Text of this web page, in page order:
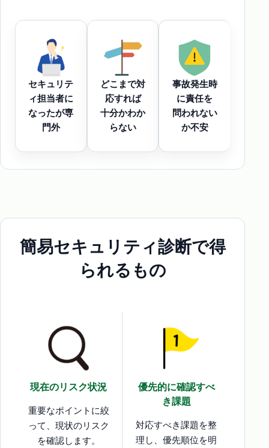
セキュリテ
ィ担当者に
なったが専
門外
どこまで対
応すれば
十分かわか
らない
事故発生時
に責任を
問われない
か不安
簡易セキュリティ診断で得
られるもの
現在のリスク状況
重要なポイントに絞
って、現状のリスク
を確認します。
優先的に確認すべ
き課題
対応すべき課題を整
理し、優先順位を明